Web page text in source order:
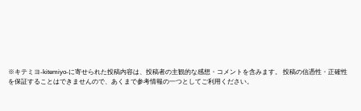
※キテミヨ-kitemiyo-に寄せられた投稿内容は、投稿者の主観的な感想・コメントを含みます。 投稿の信憑性・正確性
を保証することはできませんので、あくまで参考情報の一つとしてご利用ください。